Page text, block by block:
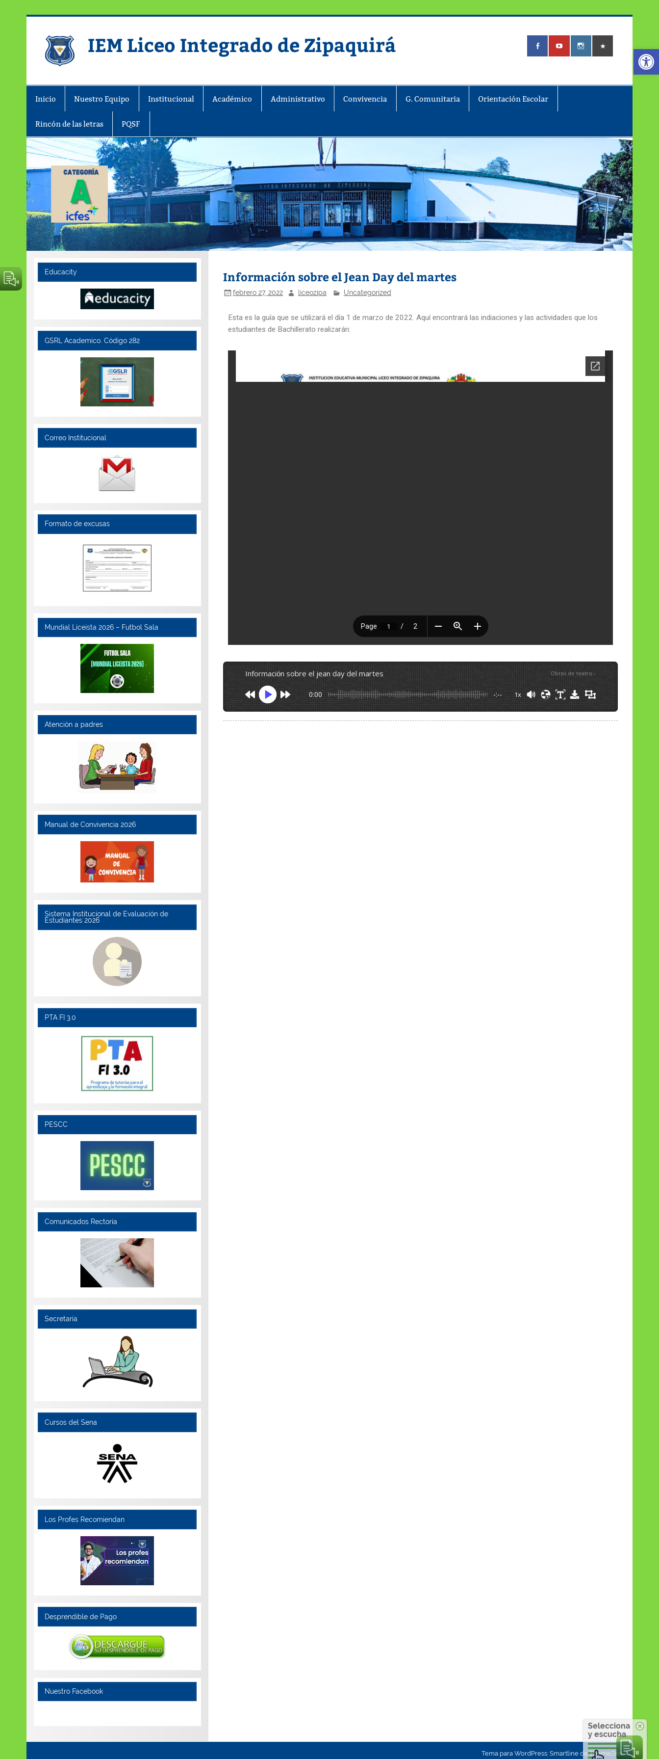
Abrir
IEM Liceo Integrado de Zipaquirá
Inicio Nuestro Equipo Institucional Académico Administrativo Convivencia G. Comunitaria Orientación Escolar
Rincón de las letras PQSF
Información sobre el Jean Day del martes
febrero 27, 2022 liceozipa Uncategorized
Esta es la guía que se utilizará el día 1 de marzo de 2022. Aquí encontrará las indiaciones y las actividades que los
estudiantes de Bachillerato realizarán:
información sobre el jean day del martes Obras de teatro:-
0:00 -:-- 1x
Educacity
GSRL Academico. Código 282
Correo Institucional
Formato de excusas
Mundial Liceista 2026 – Futbol Sala
Atención a padres
Manual de Convivencia 2026
Sistema Institucional de Evaluación de
Estudiantes 2026
PTA FI 3.0
PESCC
Comunicados Rectoría
Secretaría
Cursos del Sena
Los Profes Recomiendan
Desprendible de Pago
Nuestro Facebook
Tema para WordPress: Smartline de ThemeZee.
Selecciona
y escucha